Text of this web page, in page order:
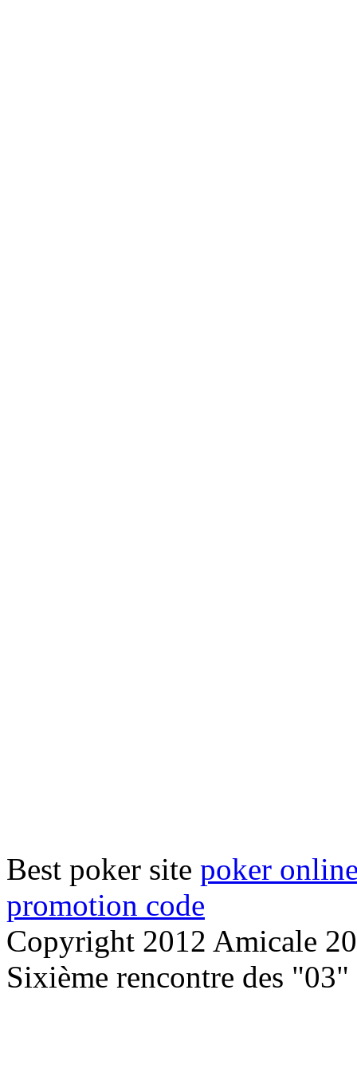
Best poker site poker
promotion code
Copyright 2012 Amicale
Sixième rencontre des